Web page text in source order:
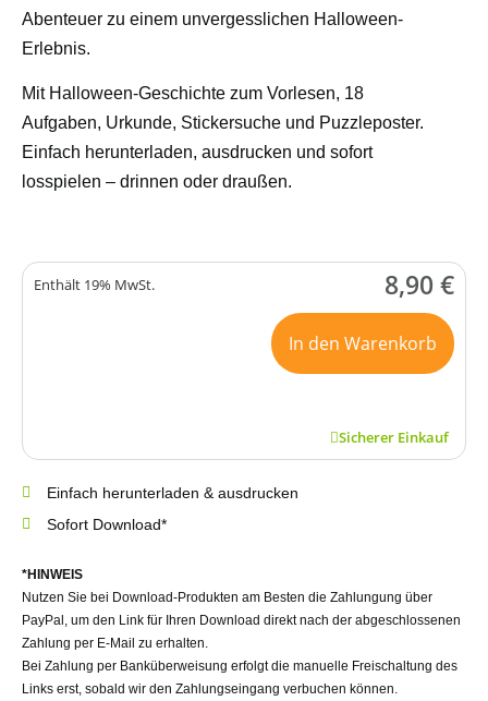
Abenteuer zu einem unvergesslichen Halloween-
Erlebnis.
Mit Halloween-Geschichte zum Vorlesen, 18
Aufgaben, Urkunde, Stickersuche und Puzzleposter.
Einfach herunterladen, ausdrucken und sofort
losspielen – drinnen oder draußen.
8,90 €
Enthält 19% MwSt.
In den Warenkorb
Sicherer Einkauf
Einfach herunterladen & ausdrucken
Sofort Download*
*HINWEIS
Nutzen Sie bei Download-Produkten am Besten die Zahlungung über
PayPal, um den Link für Ihren Download direkt nach der abgeschlossenen
Zahlung per E-Mail zu erhalten.
Bei Zahlung per Banküberweisung erfolgt die manuelle Freischaltung des
Links erst, sobald wir den Zahlungseingang verbuchen können.